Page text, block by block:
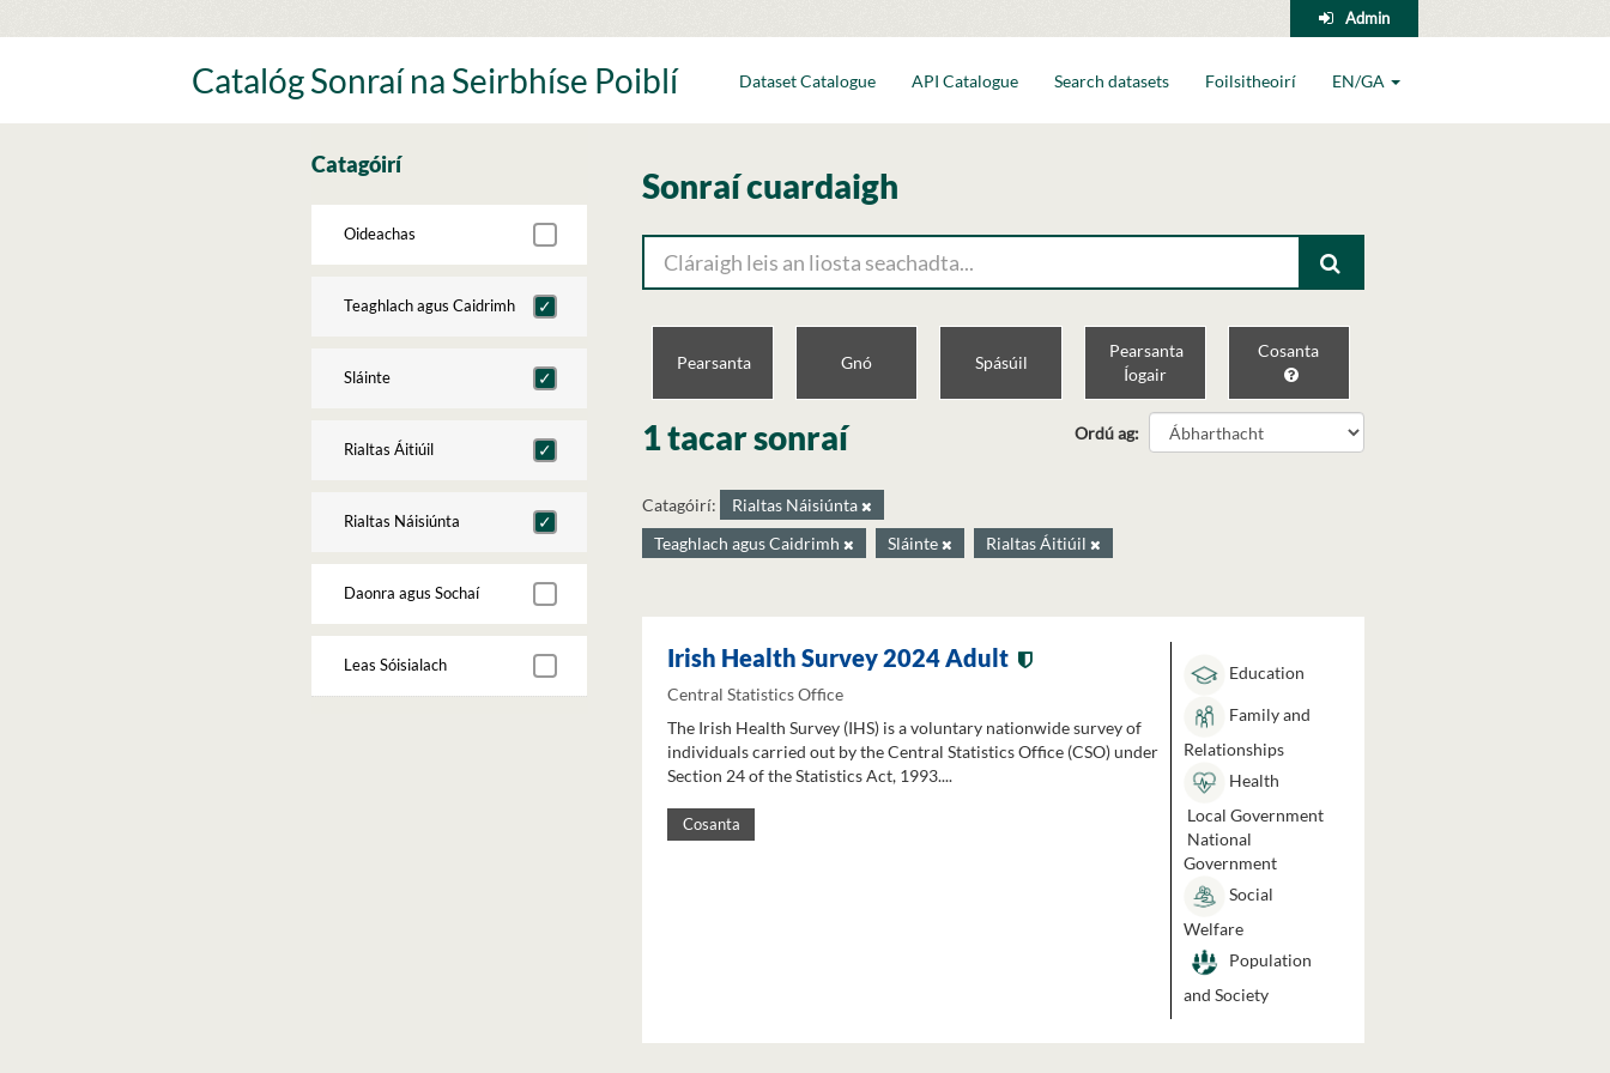
to
Admin
Catalóg Sonraí na Seirbhíse Poiblí Dataset Catalogue API Catalogue Search datasets Foilsitheoirí EN/GA
Catagóirí
Oideachas
Teaghlach agus Caidrimh
Sláinte
Rialtas Áitiúil
Rialtas Náisiúnta
Daonra agus Sochaí
Leas Sóisialach
Sonraí cuardaigh
Pearsanta Gnó Spásúil
Pearsanta
Íogair
Cosanta
Ordú ag
1 tacar sonraí
Catagóirí:
Rialtas Náisiúnta
Teaghlach agus Caidrimh
Sláinte Rialtas Áitiúil
Irish Health Survey 2024 Adult
Central Statistics Office
The Irish Health Survey (IHS) is a voluntary nationwide survey of
individuals carried out by the Central Statistics Office (CSO) under
Section 24 of the Statistics Act, 1993....
Cosanta
Education
Family and
Relationships
Health
Local Government
National
Government
Social
Welfare
Population
and Society